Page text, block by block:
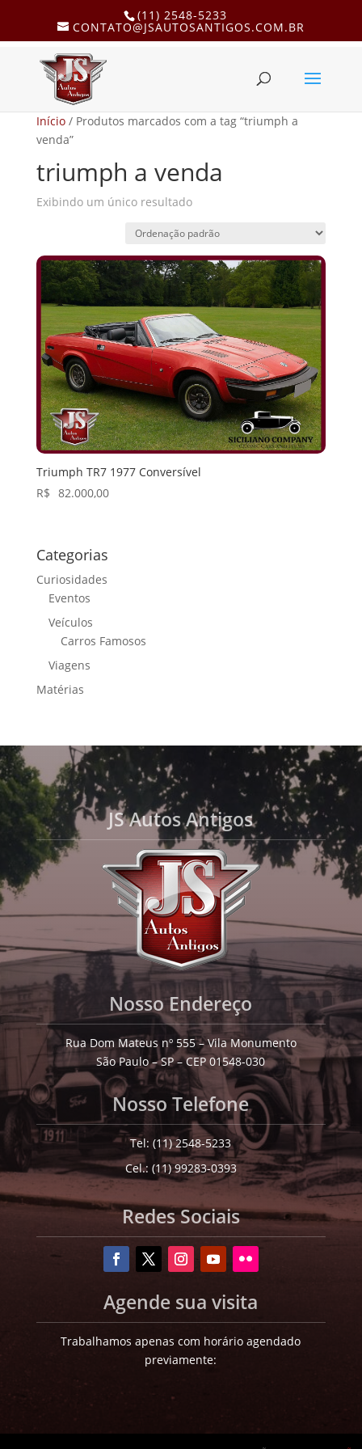
(11) 2548-5233
CONTATO@JSAUTOSANTIGOS.COM.BR
Início/ Produtos marcados com a tag “triumph a
venda”
triumph a venda
Exibindo um único resultado
Triumph TR7 1977 Conversível
R$ 82.000,00
Categorias
Curiosidades
Eventos
Veículos
Carros Famosos
Viagens
Matérias
JS Autos Antigos
Nosso Endereço
Rua Dom Mateus nº 555 – Vila Monumento
São Paulo – SP – CEP 01548-030
Nosso Telefone
Tel: (11) 2548-5233
Cel.: (11) 99283-0393
Redes Sociais
Agende sua visita
Trabalhamos apenas com horário agendado
previamente: